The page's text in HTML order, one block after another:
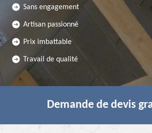
Sans engagement
Artisan passionné
Prix imbattable
Travail de qualité
Demande de devis